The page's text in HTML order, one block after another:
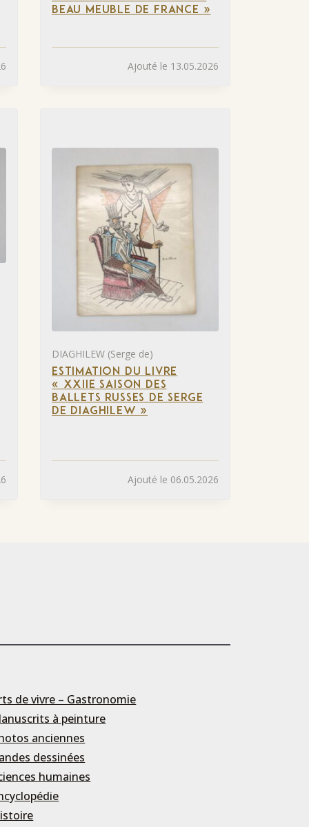
BEAU MEUBLE DE FRANCE »
Ajouté le 13.05.2026
DIAGHILEW (Serge de)
ESTIMATION DU LIVRE
« XXIIE SAISON DES
BALLETS RUSSES DE SERGE
DE DIAGHILEW »
Ajouté le 06.05.2026
de vivre – Gastronomie
à peinture
anciennes
dessinées
humaines